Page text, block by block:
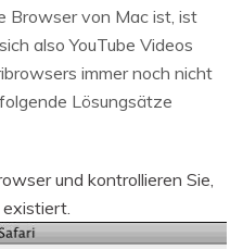
Browser von Mac ist, ist
also YouTube Videos
immer noch nicht
Lösungsätze
und kontrollieren Sie,